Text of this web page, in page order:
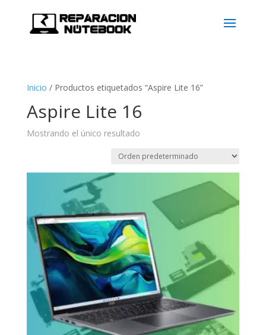
Inicio / Productos etiquetados “Aspire Lite 16”
Aspire Lite 16
Mostrando el único resultado